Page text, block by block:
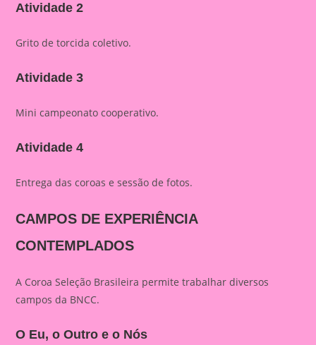
Atividade 2
Grito de torcida coletivo.
Atividade 3
Mini campeonato cooperativo.
Atividade 4
Entrega das coroas e sessão de fotos.
CAMPOS DE EXPERIÊNCIA
CONTEMPLADOS
A Coroa Seleção Brasileira permite trabalhar diversos
campos da BNCC.
O Eu, o Outro e o Nós